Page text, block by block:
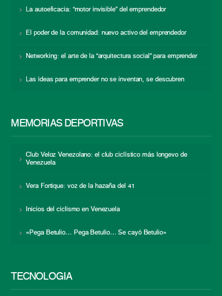
La autoeficacia: “motor invisible” del emprendedor
El poder de la comunidad: nuevo activo del emprendedor
Networking: el arte de la “arquitectura social” para emprender
Las ideas para emprender no se inventan, se descubren
MEMORIAS DEPORTIVAS
Club Veloz Venezolano: el club ciclístico más longevo de
Venezuela
Vera Fortique: voz de la hazaña del 41
Inicios del ciclismo en Venezuela
«Pega Betulio… Pega Betulio… Se cayó Betulio»
TECNOLOGÍA